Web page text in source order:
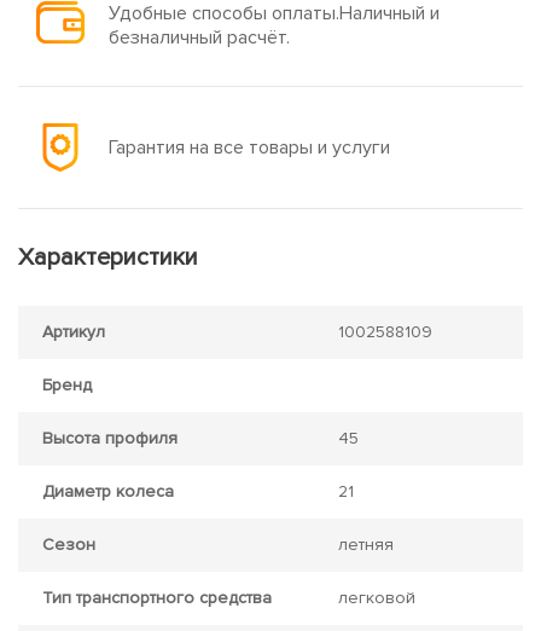
Удобные способы оплаты.Наличный и
безналичный расчёт.
Гарантия на все товары и услуги
Характеристики
Артикул 1002588109
Бренд
Высота профиля 45
Диаметр колеса 21
Сезон летняя
Тип транспортного средства легковой